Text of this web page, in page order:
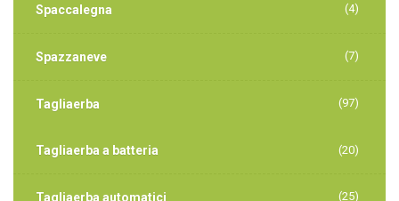
Spaccalegna (4)
Spazzaneve (7)
Tagliaerba (97)
Tagliaerba a batteria (20)
Tagliaerba automatici (25)